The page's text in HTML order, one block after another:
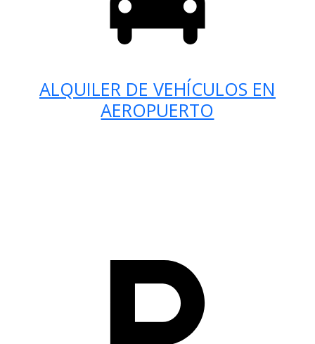
ALQUILER DE VEHÍCULOS EN
AEROPUERTO